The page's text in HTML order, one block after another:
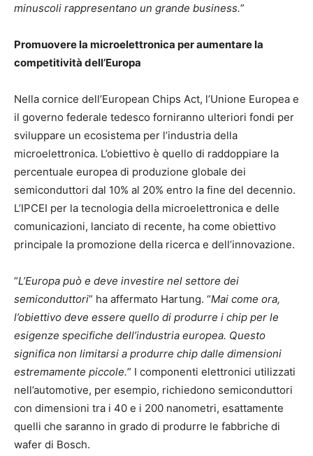
minuscoli rappresentano un grande business.”
Promuovere la microelettronica per aumentare la
competitività dell’Europa
Nella cornice dell’European Chips Act, l’Unione Europea e
il governo federale tedesco forniranno ulteriori fondi per
sviluppare un ecosistema per l’industria della
microelettronica. L’obiettivo è quello di raddoppiare la
percentuale europea di produzione globale dei
semiconduttori dal 10% al 20% entro la fine del decennio.
L’IPCEI per la tecnologia della microelettronica e delle
comunicazioni, lanciato di recente, ha come obiettivo
principale la promozione della ricerca e dell’innovazione.
“L’Europa può e deve investire nel settore dei
semiconduttori” ha affermato Hartung. “Mai come ora,
l’obiettivo deve essere quello di produrre i chip per le
esigenze specifiche dell’industria europea. Questo
significa non limitarsi a produrre chip dalle dimensioni
estremamente piccole.” I componenti elettronici utilizzati
nell’automotive, per esempio, richiedono semiconduttori
con dimensioni tra i 40 e i 200 nanometri, esattamente
quelli che saranno in grado di produrre le fabbriche di
wafer di Bosch.